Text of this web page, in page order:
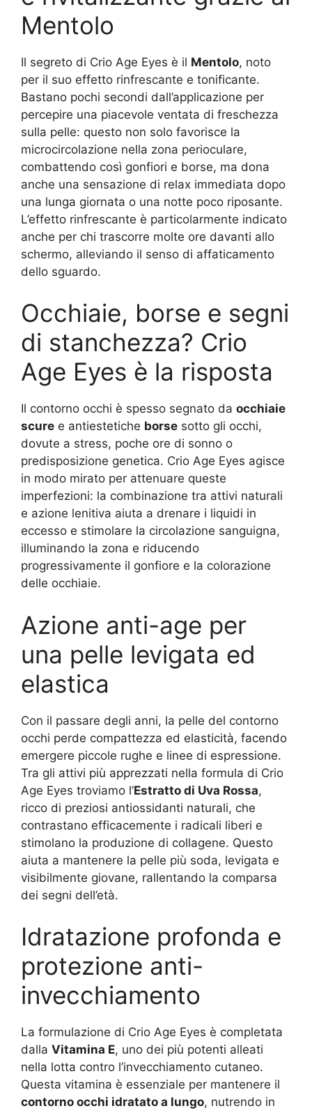
Mentolo
Il segreto di Crio Age Eyes è il Mentolo, noto
per il suo effetto rinfrescante e tonificante.
Bastano pochi secondi dall’applicazione per
percepire una piacevole ventata di freschezza
sulla pelle: questo non solo favorisce la
microcircolazione nella zona perioculare,
combattendo così gonfiori e borse, ma dona
anche una sensazione di relax immediata dopo
una lunga giornata o una notte poco riposante.
L’effetto rinfrescante è particolarmente indicato
anche per chi trascorre molte ore davanti allo
schermo, alleviando il senso di affaticamento
dello sguardo.
Occhiaie, borse e segni
di stanchezza? Crio
Age Eyes è la risposta
Il contorno occhi è spesso segnato da occhiaie
scure e antiestetiche borse sotto gli occhi,
dovute a stress, poche ore di sonno o
predisposizione genetica. Crio Age Eyes agisce
in modo mirato per attenuare queste
imperfezioni: la combinazione tra attivi naturali
e azione lenitiva aiuta a drenare i liquidi in
eccesso e stimolare la circolazione sanguigna,
illuminando la zona e riducendo
progressivamente il gonfiore e la colorazione
delle occhiaie.
Azione anti-age per
una pelle levigata ed
elastica
Con il passare degli anni, la pelle del contorno
occhi perde compattezza ed elasticità, facendo
emergere piccole rughe e linee di espressione.
Tra gli attivi più apprezzati nella formula di Crio
Age Eyes troviamo l’Estratto di Uva Rossa,
ricco di preziosi antiossidanti naturali, che
contrastano efficacemente i radicali liberi e
stimolano la produzione di collagene. Questo
aiuta a mantenere la pelle più soda, levigata e
visibilmente giovane, rallentando la comparsa
dei segni dell’età.
Idratazione profonda e
protezione anti-
invecchiamento
La formulazione di Crio Age Eyes è completata
dalla Vitamina E, uno dei più potenti alleati
nella lotta contro l’invecchiamento cutaneo.
Questa vitamina è essenziale per mantenere il
contorno occhi idratato a lungo, nutrendo in